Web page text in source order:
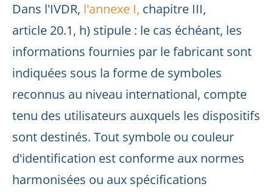
Dans l'IVDR, l'annexe I, chapitre III,
article 20.1, h) stipule : le cas échéant, les
informations fournies par le fabricant sont
indiquées sous la forme de symboles
reconnus au niveau international, compte
tenu des utilisateurs auxquels les dispositifs
sont destinés. Tout symbole ou couleur
d'identification est conforme aux normes
harmonisées ou aux spécifications